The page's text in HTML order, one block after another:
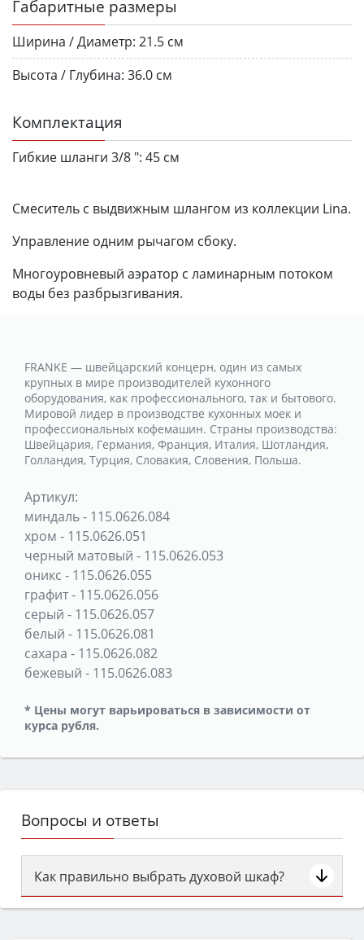
Габаритные размеры
Ширина / Диаметр: 21.5 см
Высота / Глубина: 36.0 см
Комплектация
Гибкие шланги 3/8 ": 45 см
Смеситель с выдвижным шлангом из коллекции Lina.
Управление одним рычагом сбоку.
Многоуровневый аэратор с ламинарным потоком
воды без разбрызгивания.
FRANKE — швейцарский концерн, один из самых
крупных в мире производителей кухонного
оборудования, как профессионального, так и бытового.
Мировой лидер в производстве кухонных моек и
профессиональных кофемашин. Страны производства:
Швейцария, Германия, Франция, Италия, Шотландия,
Голландия, Турция, Словакия, Словения, Польша.
Артикул:
миндаль- 115.0626.084
хром - 115.0626.051
черный матовый - 115.0626.053
оникс - 115.0626.055
графит- 115.0626.056
серый - 115.0626.057
белый - 115.0626.081
сахара - 115.0626.082
бежевый - 115.0626.083
* Цены могут варьироваться в зависимости от
курса рубля.
Вопросы и ответы
Как правильно выбрать духовой шкаф?
Сначала определитесь с типом (газовый или